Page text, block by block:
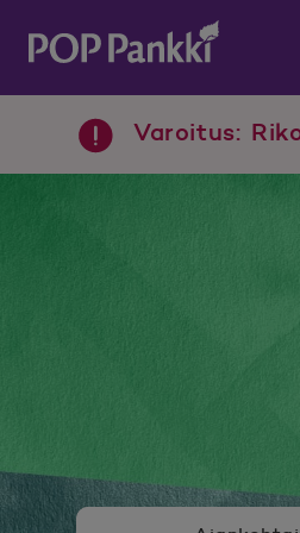
POP Pankki, etusivulle
Varoitus: